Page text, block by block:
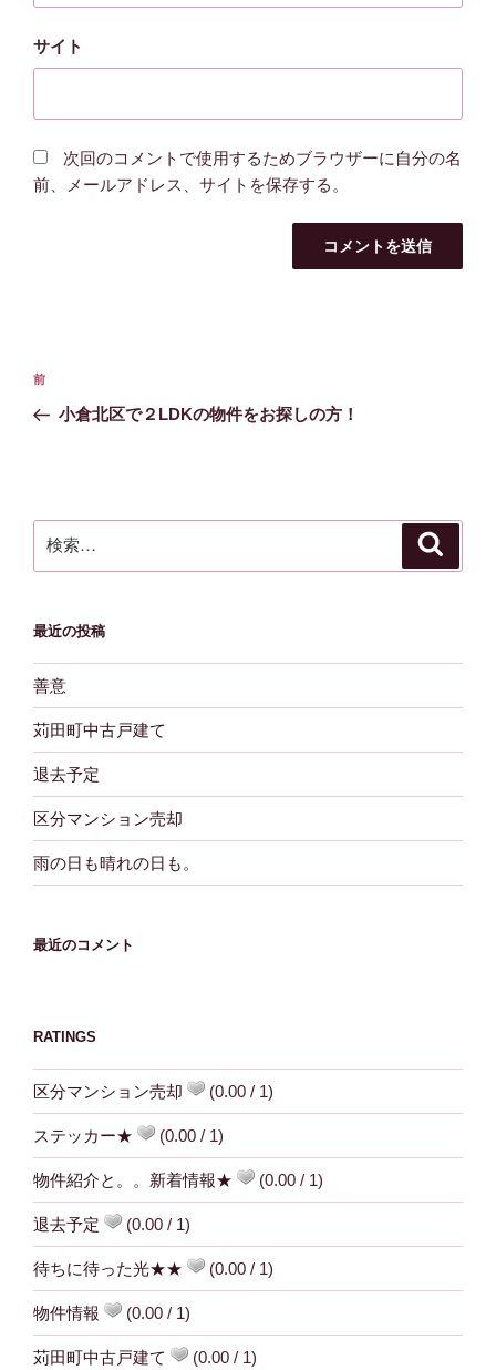
サイト
次回のコメントで使用するためブラウザーに自分の名
前、メールアドレス、サイトを保存する。
投
ナ
ー
シ
前
の
前
小倉北区で２LDKの物件をお探しの方！
索:
最近の投稿
善意
苅田町中古戸建て
退去予定
区分マンション売却
雨の日も晴れの日も。
最近のコメント
RATINGS
区分マンション売却 (0.00 / 1)
ステッカー★ (0.00 / 1)
物件紹介と。。新着情報★ (0.00 / 1)
退去予定 (0.00 / 1)
待ちに待った光★★ (0.00 / 1)
物件情報 (0.00 / 1)
苅田町中古戸建て (0.00 / 1)